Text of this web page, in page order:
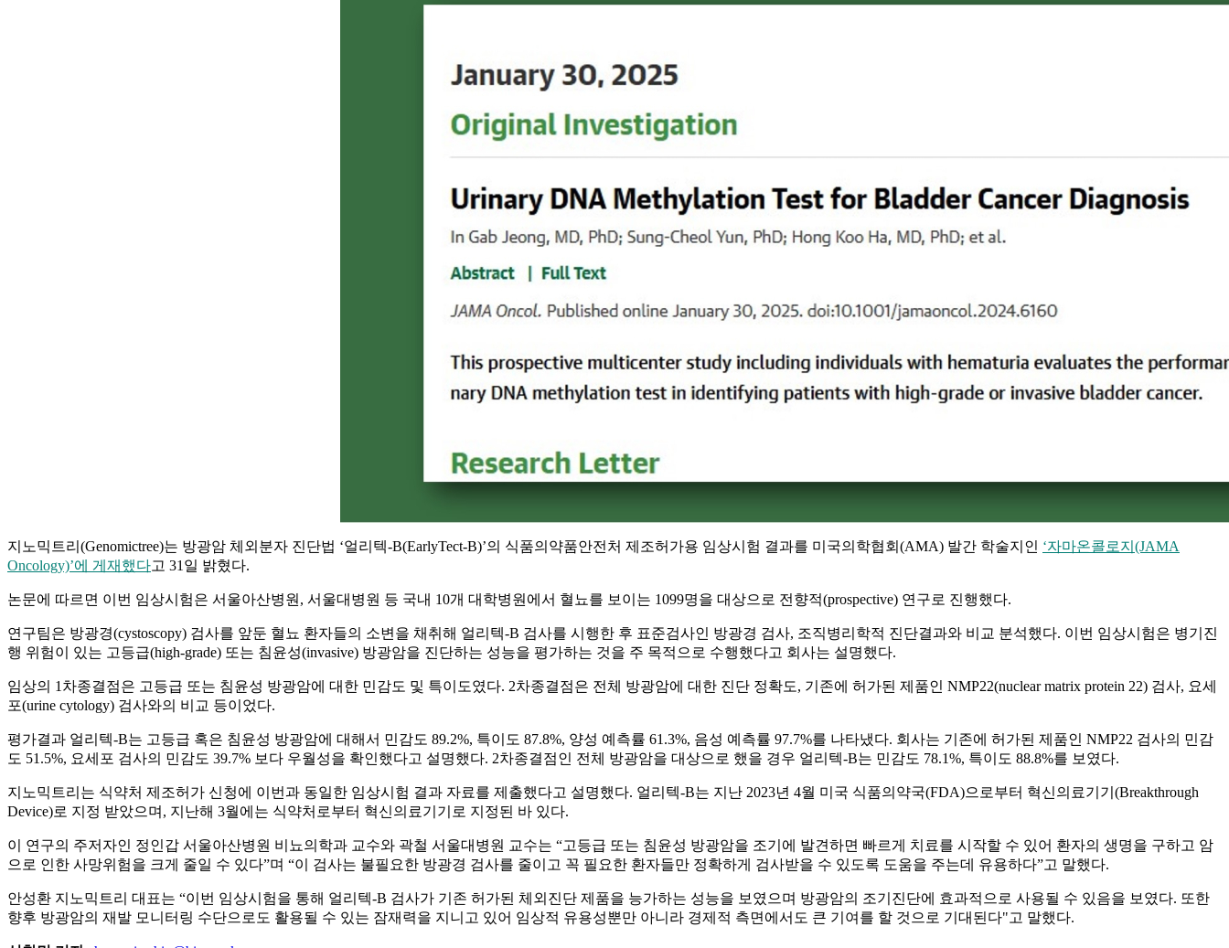
지노믹트리(Genomictree)는 방광암 체외분자 진단법 ‘얼리텍-B(EarlyTect-B)’의 식품의약품안전처 제조허가용 임상시험 결과를 미국의학협회(AMA) 발간 학술지인 ‘자마온콜로지(JAMA
Oncology)’에 게재했다고 31일 밝혔다.
논문에 따르면 이번 임상시험은 서울아산병원, 서울대병원 등 국내 10개 대학병원에서 혈뇨를 보이는 1099명을 대상으로 전향적(prospective) 연구로 진행했다.
연구팀은 방광경(cystoscopy) 검사를 앞둔 혈뇨 환자들의 소변을 채취해 얼리텍-B 검사를 시행한 후 표준검사인 방광경 검사, 조직병리학적 진단결과와 비교 분석했다. 이번 임상시험은 병기진
행 위험이 있는 고등급(high-grade) 또는 침윤성(invasive) 방광암을 진단하는 성능을 평가하는 것을 주 목적으로 수행했다고 회사는 설명했다.
임상의 1차종결점은 고등급 또는 침윤성 방광암에 대한 민감도 및 특이도였다. 2차종결점은 전체 방광암에 대한 진단 정확도, 기존에 허가된 제품인 NMP22(nuclear matrix protein 22) 검사, 요세
포(urine cytology) 검사와의 비교 등이었다.
평가결과 얼리텍-B는 고등급 혹은 침윤성 방광암에 대해서 민감도 89.2%, 특이도 87.8%, 양성 예측률 61.3%, 음성 예측률 97.7%를 나타냈다. 회사는 기존에 허가된 제품인 NMP22 검사의 민감
도 51.5%, 요세포 검사의 민감도 39.7% 보다 우월성을 확인했다고 설명했다. 2차종결점인 전체 방광암을 대상으로 했을 경우 얼리텍-B는 민감도 78.1%, 특이도 88.8%를 보였다.
지노믹트리는 식약처 제조허가 신청에 이번과 동일한 임상시험 결과 자료를 제출했다고 설명했다. 얼리텍-B는 지난 2023년 4월 미국 식품의약국(FDA)으로부터 혁신의료기기(Breakthrough
Device)로 지정 받았으며, 지난해 3월에는 식약처로부터 혁신의료기기로 지정된 바 있다.
이 연구의 주저자인 정인갑 서울아산병원 비뇨의학과 교수와 곽철 서울대병원 교수는 “고등급 또는 침윤성 방광암을 조기에 발견하면 빠르게 치료를 시작할 수 있어 환자의 생명을 구하고 암
으로 인한 사망위험을 크게 줄일 수 있다”며 “이 검사는 불필요한 방광경 검사를 줄이고 꼭 필요한 환자들만 정확하게 검사받을 수 있도록 도움을 주는데 유용하다”고 말했다.
안성환 지노믹트리 대표는 “이번 임상시험을 통해 얼리텍-B 검사가 기존 허가된 체외진단 제품을 능가하는 성능을 보였으며 방광암의 조기진단에 효과적으로 사용될 수 있음을 보였다. 또한
향후 방광암의 재발 모니터링 수단으로도 활용될 수 있는 잠재력을 지니고 있어 임상적 유용성뿐만 아니라 경제적 측면에서도 큰 기여를 할 것으로 기대된다"고 말했다.